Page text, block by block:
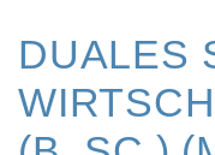
DUALES